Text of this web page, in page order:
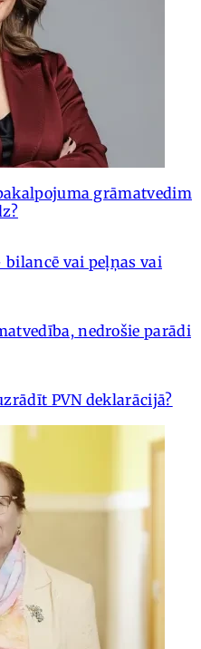
grāmatvedim
vai peļņas vai
nedrošie parādi
PVN deklarācijā?